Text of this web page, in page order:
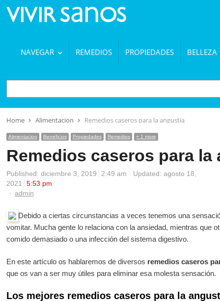
NAVEGAR REMEDIOS PROPIEDADES BELLEZA
BUSCAR
Home Alimentacion Remedios caseros para la angustia
Alimentacion Beneficios Propiedades Remedios + 1 more
Remedios caseros para la
Published: diciembre 3, 2019 2:49 am
Updated: agosto 18,
2021
5:53 pm
Author
admin
Debido a ciertas circunstancias a veces tenemos una
vomitar. Mucha gente lo relaciona con la ansiedad, mientras que
comido demasiado o una infección del sistema digestivo.
En este artículo os hablaremos de diversos remedios caseros
que os van a ser muy útiles para eliminar esa molesta sensación.
Los mejores remedios caseros para la